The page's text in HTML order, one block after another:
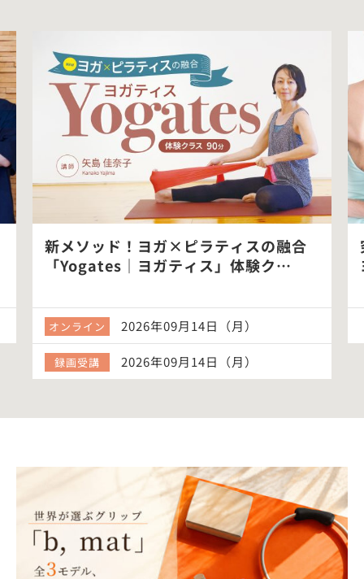
新メソッド！ヨガ×ピラティスの融合
「Yogates｜ヨガティス」体験ク…
オンライン 2026年09月14日（月）
録画受講 2026年09月14日（月）